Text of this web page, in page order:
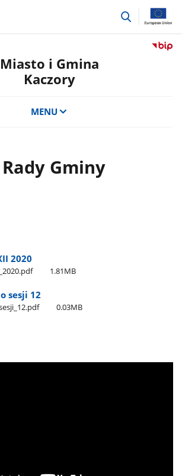
przejdź
Przejdź
Miasto i Gmina
Kaczory
MENU
Gminy
2020
1.81MB
sesji 12
0.03MB